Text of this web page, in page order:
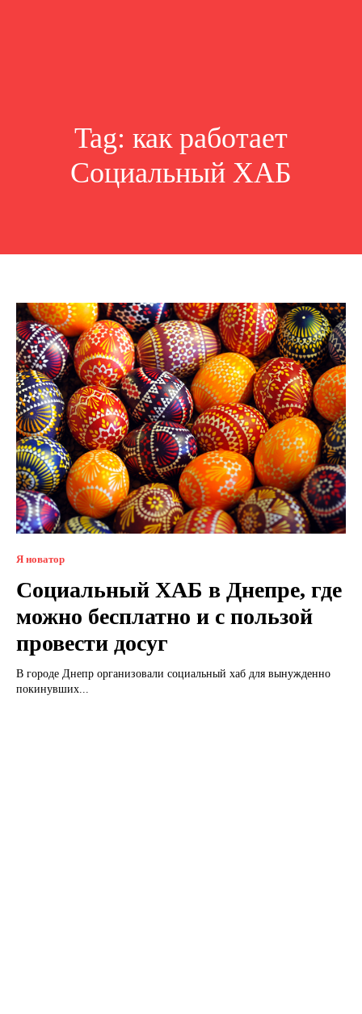
Tag: как работает
Социальный ХАБ
Я новатор
Социальный ХАБ в Днепре, где
можно бесплатно и с пользой
провести досуг
В городе Днепр организовали социальный хаб для вынужденно
покинувших...